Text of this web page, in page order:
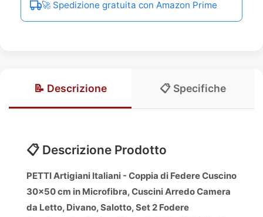
🚀 Spedizione gratuita con Amazon Prime
📝 Descrizione 📋 Specifiche
📋 Descrizione Prodotto
PETTI Artigiani Italiani - Coppia di Federe Cuscino
30x50 cm in Microfibra, Cuscini Arredo Camera
da Letto, Divano, Salotto, Set 2 Fodere